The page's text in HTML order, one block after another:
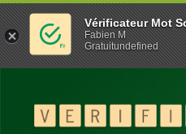
Vérificateur Mot
Fabien M
Gratuitundefined